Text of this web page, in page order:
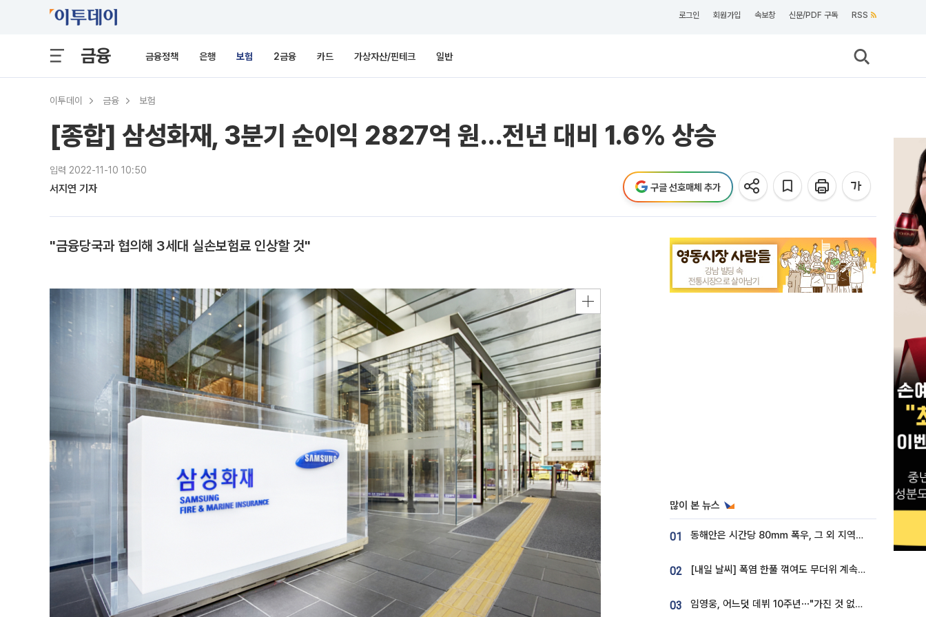
로그인 회원가입 속보창 신문/PDF 구독 RSS
금융 금융정책 은행 보험 2금융 카드 가상자산/핀테크 일반
이투데이 금융 보험
[종합] 삼성화재, 3분기 순이익 2827억 원…전년 대비 1.6% 상승
입력 2022-11-10 10:50
서지연 기자 구글 선호매체 추가
"금융당국과 협의해 3세대 실손보험료 인상할 것"
많이 본 뉴스
01 동해안은 시간당 80㎜ 폭우, 그 외 지역은 폭염…‘극과 극 날씨’
02 [내일 날씨] 폭염 한풀 꺾여도 무더위 계속⋯동해안 이틀 연속 비
03 임영웅, 어느덧 데뷔 10주년⋯"가진 것 없던 시절, 내 앞엔 20명의 팬뿐"